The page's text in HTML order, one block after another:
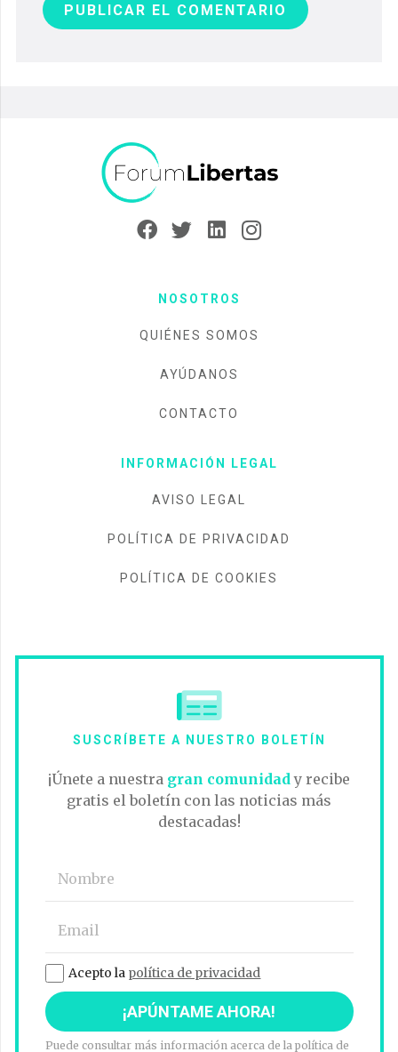
PUBLICAR EL COMENTARIO
NOSOTROS
QUIÉNES SOMOS
AYÚDANOS
CONTACTO
INFORMACIÓN LEGAL
AVISO LEGAL
POLÍTICA DE PRIVACIDAD
POLÍTICA DE COOKIES
SUSCRÍBETE A NUESTRO BOLETÍN
¡Únete a nuestra gran comunidad y recibe
gratis el boletín con las noticias más
destacadas!
Acepto la política de privacidad
Puede consultar más información acerca de la política de